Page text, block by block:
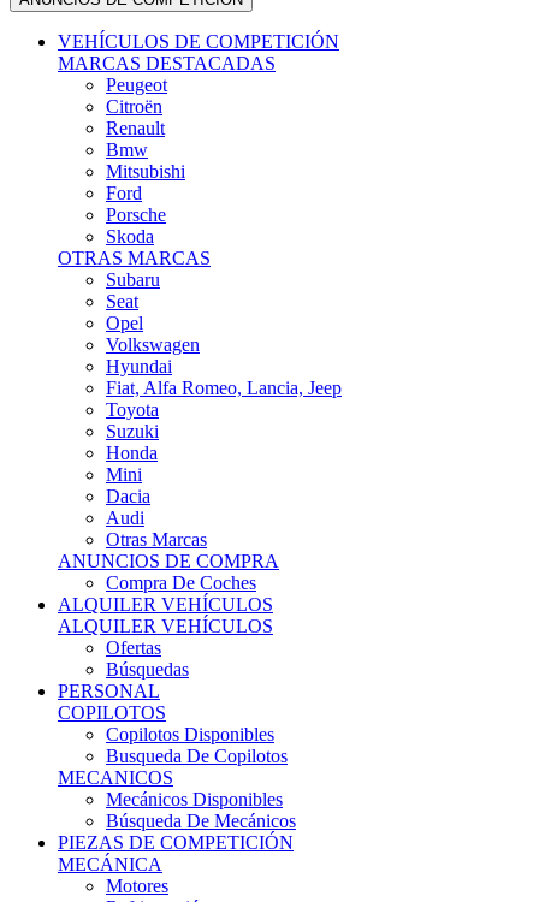
VEHÍCULOS DE COMPETICIÓN
MARCAS DESTACADAS
Peugeot
Citroën
Renault
Bmw
Mitsubishi
Ford
Porsche
Skoda
OTRAS MARCAS
Subaru
Seat
Opel
Volkswagen
Hyundai
Fiat, Alfa Romeo, Lancia, Jeep
Toyota
Suzuki
Honda
Mini
Dacia
Audi
Otras Marcas
ANUNCIOS DE COMPRA
Compra De Coches
ALQUILER VEHÍCULOS
ALQUILER VEHÍCULOS
Ofertas
Búsquedas
PERSONAL
COPILOTOS
Copilotos Disponibles
Busqueda De Copilotos
MECANICOS
Mecánicos Disponibles
Búsqueda De Mecánicos
PIEZAS DE COMPETICIÓN
MECÁNICA
Motores
Refrigeración